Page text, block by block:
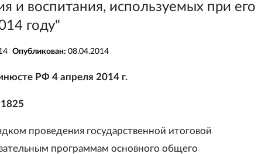
и воспитания, используемых при его
году"
Опубликован: 08.04.2014
РФ 4 апреля 2014 г.
проведения государственной итоговой
программам основного общего